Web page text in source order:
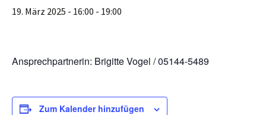
19. März 2025 - 16:00 - 19:00
Ansprechpartnerin: Brigitte Vogel / 05144-5489
Zum Kalender hinzufügen